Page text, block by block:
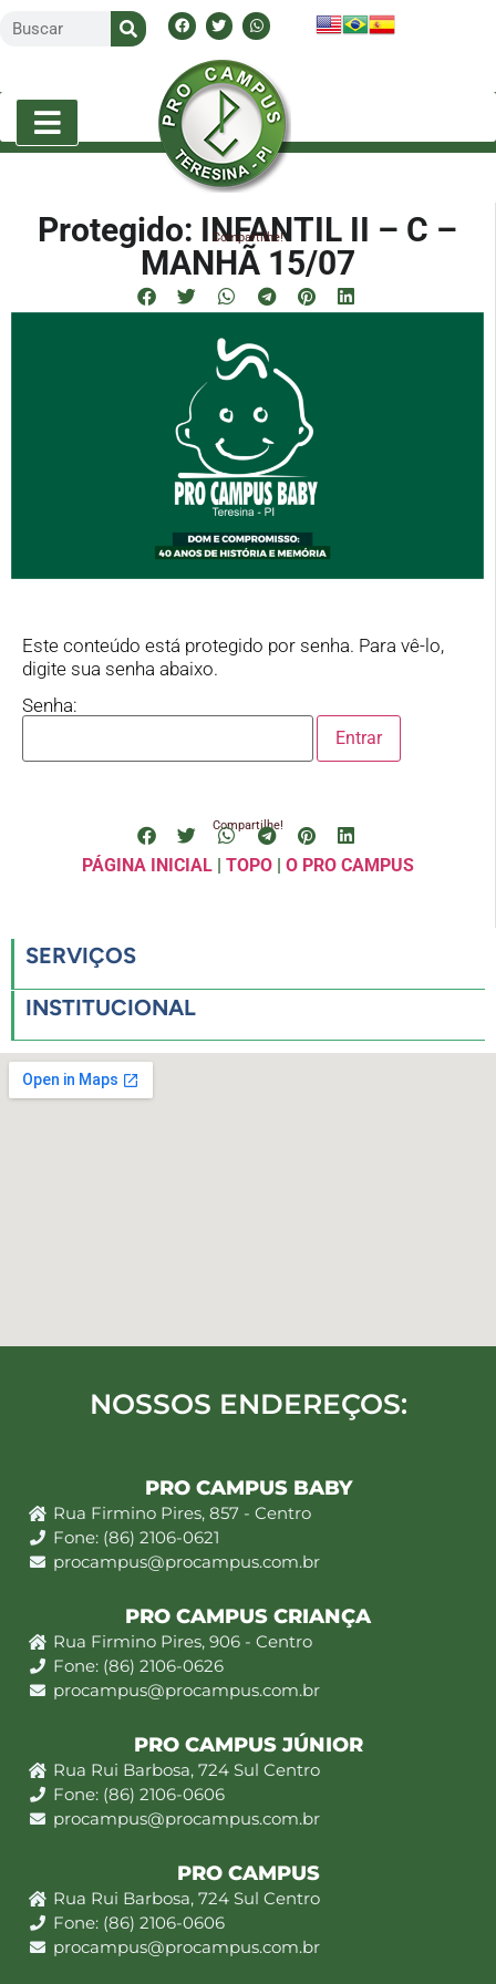
Protegido: INFANTIL II – C –
MANHÃ 15/07
Compartilhe!
Este conteúdo está protegido por senha. Para vê-lo,
digite sua senha abaixo.
Senha:
Compartilhe!
PÁGINA INICIAL| TOPO| O PRO CAMPUS
SERVIÇOS
INSTITUCIONAL
NOSSOS ENDEREÇOS:
PRO CAMPUS BABY
Rua Firmino Pires, 857 - Centro
Fone: (86) 2106-0621
procampus@procampus.com.br
PRO CAMPUS CRIANÇA
Rua Firmino Pires, 906 - Centro
Fone: (86) 2106-0626
procampus@procampus.com.br
PRO CAMPUS JÚNIOR
Rua Rui Barbosa, 724 Sul Centro
Fone: (86) 2106-0606
procampus@procampus.com.br
PRO CAMPUS
Rua Rui Barbosa, 724 Sul Centro
Fone: (86) 2106-0606
procampus@procampus.com.br